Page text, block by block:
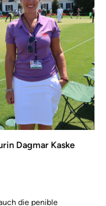
Dagmar Kaske
die penible